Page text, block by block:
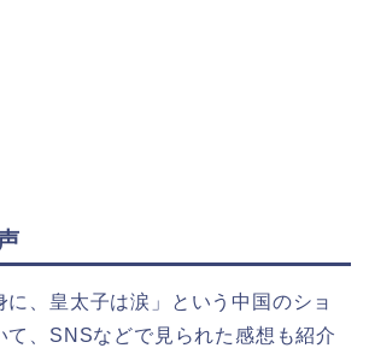
に、皇太子は涙」という中国のショ
、 SNSなどで見られた感想も紹介